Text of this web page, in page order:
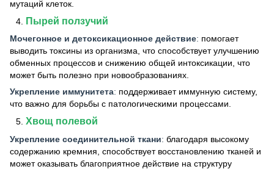
мутаций клеток.
Пырей ползучий
Мочегонное и детоксикационное действие: помогает
выводить токсины из организма, что способствует улучшению
обменных процессов и снижению общей интоксикации, что
может быть полезно при новообразованиях.
Укрепление иммунитета: поддерживает иммунную систему,
что важно для борьбы с патологическими процессами.
Хвощ полевой
Укрепление соединительной ткани: благодаря высокому
содержанию кремния, способствует восстановлению тканей и
может оказывать благоприятное действие на структуру